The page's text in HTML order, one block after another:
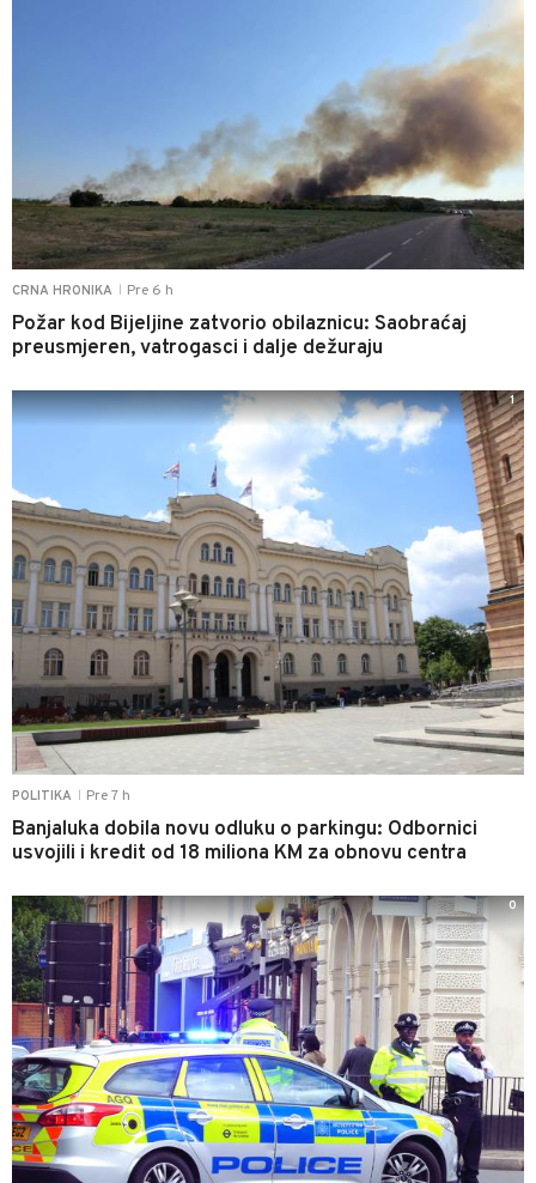
CRNA HRONIKA Pre 6 h
Požar kod Bijeljine zatvorio obilaznicu: Saobraćaj
preusmjeren, vatrogasci i dalje dežuraju
POLITIKA Pre 7 h
Banjaluka dobila novu odluku o parkingu: Odbornici
usvojili i kredit od 18 miliona KM za obnovu centra
1
0